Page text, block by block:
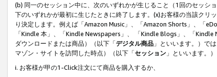
(b) 同一のセッション中に、次のいずれかが生じること（1回のセッシ
下のいずれかが最初に生じたときに終了します。(x)お客様の当該ク
り決定します。例えば「Amazon Music」、「Amazon Shorts」、「
「Kindle 本」、「Kindle Newspapers」、 「Kindle Blogs」、「
ダウンロードまたは商品）（以下「デジタル商品 」といいます。）で
マゾン・サイトを訪問した時点）（以下「セッション 」といいます。
i. お客様が甲の1-Click注文にて商品を購入するか、